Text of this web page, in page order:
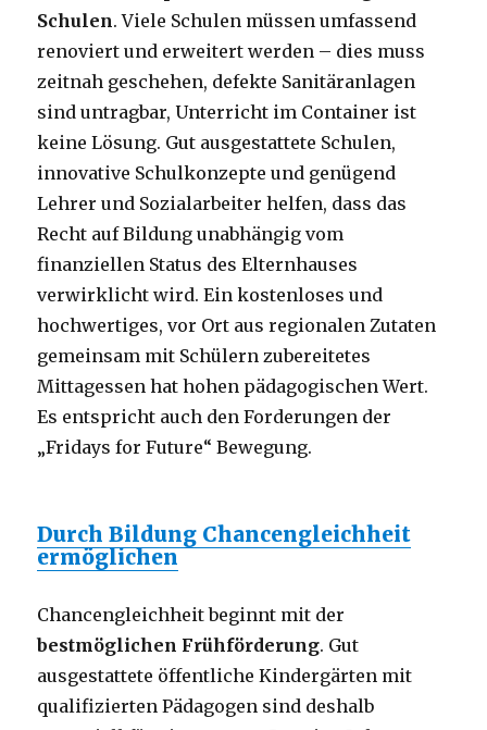
Schulen. Viele Schulen müssen umfassend
renoviert und erweitert werden – dies muss
zeitnah geschehen, defekte Sanitäranlagen
sind untragbar, Unterricht im Container ist
keine Lösung. Gut ausgestattete Schulen,
innovative Schulkonzepte und genügend
Lehrer und Sozialarbeiter helfen, dass das
Recht auf Bildung unabhängig vom
finanziellen Status des Elternhauses
verwirklicht wird. Ein kostenloses und
hochwertiges, vor Ort aus regionalen Zutaten
gemeinsam mit Schülern zubereitetes
Mittagessen hat hohen pädagogischen Wert.
Es entspricht auch den Forderungen der
„Fridays for Future“ Bewegung.
Durch Bildung Chancengleichheit
ermöglichen
Chancengleichheit beginnt mit der
bestmöglichen Frühförderung. Gut
ausgestattete öffentliche Kindergärten mit
qualifizierten Pädagogen sind deshalb